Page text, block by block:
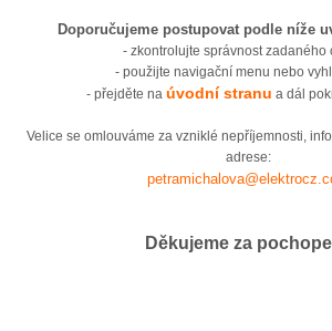
Doporučujeme postupovat podle níže
- zkontrolujte správnost zadaného
- použijte navigační menu nebo
- přejděte na úvodní stranu a dál
Velice se omlouváme za vzniklé nepříjemnosti,
adrese:
Děkujeme za